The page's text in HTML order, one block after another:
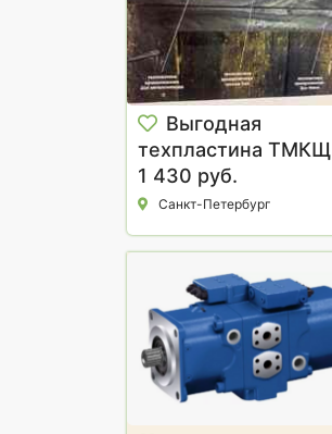
Выгодная
техпластина ТМКЩ
МБС ГОСТ резин
1 430 руб.
Санкт-Петербург